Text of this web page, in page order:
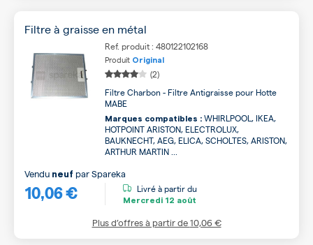
Filtre à graisse en métal
Ref. produit : 480122102168
Produit Original
(2)
Filtre Charbon - Filtre Antigraisse pour Hotte
MABE
Marques compatibles : WHIRLPOOL, IKEA,
HOTPOINT ARISTON, ELECTROLUX,
BAUKNECHT, AEG, ELICA, SCHOLTES, ARISTON,
ARTHUR MARTIN ...
10,06 €
Vendu neuf parSpareka
Livré à partir du
Mercredi 12 août
Plus d’offres à partir de10,06 €